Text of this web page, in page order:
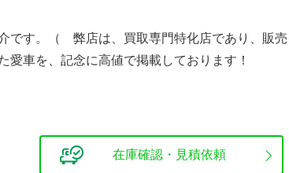
です。（ 弊店は、買取専門特化店であり、販売
愛車を、記念に高値で掲載しております！
在庫確認・見積依頼